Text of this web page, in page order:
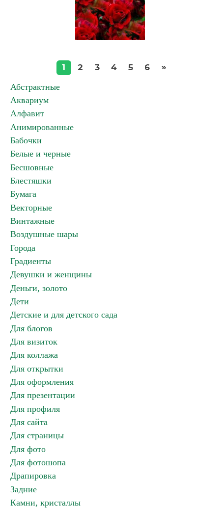
1 2 3 4 5 6 »
Абстрактные
Аквариум
Алфавит
Анимированные
Бабочки
Белые и черные
Бесшовные
Блестяшки
Бумага
Векторные
Винтажные
Воздушные шары
Города
Градиенты
Девушки и женщины
Деньги, золото
Дети
Детские и для детского сада
Для блогов
Для визиток
Для коллажа
Для открытки
Для оформления
Для презентации
Для профиля
Для сайта
Для страницы
Для фото
Для фотошопа
Драпировка
Задние
Камни, кристаллы